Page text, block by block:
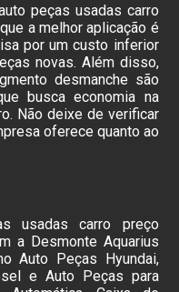
peças usadas carro
a melhor aplicação é
por um custo inferior
novas. Além disso,
desmanche são
busca economia na
Não deixe de verificar
oferece quanto ao
usadas carro preço
a Desmonte Aquarius
Auto Peças Hyundai,
e Auto Peças para